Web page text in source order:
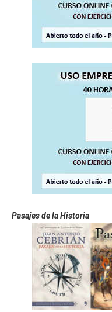
Pasajes de la Historia